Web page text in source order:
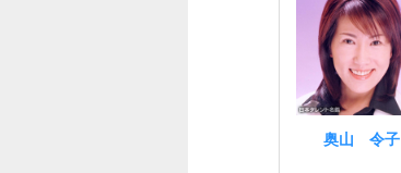
奥山 令子